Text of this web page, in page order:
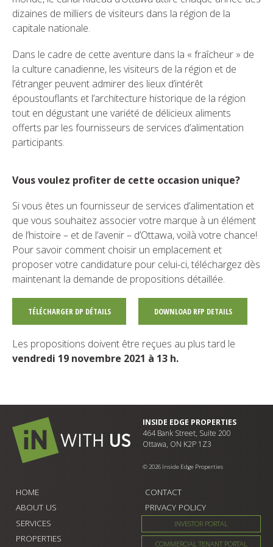
dizaines de milliers de visiteurs dans la région de la
capitale nationale.
Dans le cadre de cette aventure dans la « fraîcheur » de
la culture canadienne, les visiteurs de la région et de
l’étranger peuvent admirer des lieux d’intérêt
époustouflants et l’architecture historique de la région
tout en dégustant une variété de délicieux aliments
offerts par les fournisseurs de services d’alimentation
participants.
Vous voulez profiter de cette occasion unique?
Si vous êtes un fournisseur de services d’alimentation et
que vous souhaitez associer votre marque à un élément
de l’histoire – et de l’avenir – d’Ottawa, voilà votre chance!
Pour savoir comment choisir un emplacement et
proposer votre candidature pour celui-ci, téléchargez dès
maintenant la demande de propositions détaillée.
TÉLÉCHARGER DP DÉTAILS DOWNLOAD RFP DETAILS
Les propositions doivent être reçues au plus tard le
vendredi 19 novembre 2021 à 13 h.
INSIDE EDGE PROPERTIES
464 Bank Street, Suite 200
Ottawa, ON K2P 1Z3
© 2026 Inside Edge Properties
HOME
ABOUT US
SERVICES
PROPERTIES
CONTACT
PRIVACY POLICY
INVESTOR PORTAL
COMMERCIAL TENANT PORTAL